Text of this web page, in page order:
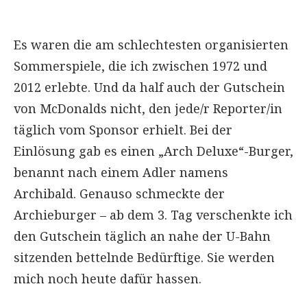
Es waren die am schlechtesten organisierten
Sommerspiele, die ich zwischen 1972 und
2012 erlebte. Und da half auch der Gutschein
von McDonalds nicht, den jede/r Reporter/in
täglich vom Sponsor erhielt. Bei der
Einlösung gab es einen „Arch Deluxe“-Burger,
benannt nach einem Adler namens
Archibald. Genauso schmeckte der
Archieburger – ab dem 3. Tag verschenkte ich
den Gutschein täglich an nahe der U-Bahn
sitzenden bettelnde Bedürftige. Sie werden
mich noch heute dafür hassen.